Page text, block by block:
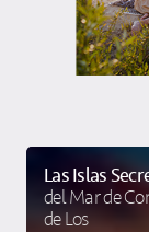
Las Islas
del Mar de
de Los